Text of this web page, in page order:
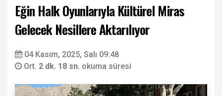
Eğin Halk Oyunlarıyla Kültürel Miras
Gelecek Nesillere Aktarılıyor
04 Kasım, 2025, Salı 09:48
Ort. 2 dk. 18 sn. okuma süresi